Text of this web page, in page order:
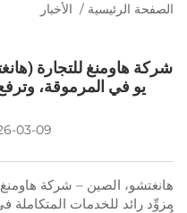
الصفحة الرئيسية / الأخبار
شركة هاومنغ للتجارة
يو في المرموقة،
03-09
هانغتشو، الصين – شركة
مزوِّد رائد للخدمات المتكاملة